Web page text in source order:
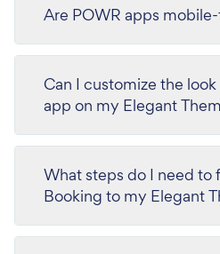
Are POWR apps
Can I customize the
app on my Elegant
What steps do I need to
Booking to my Elegant